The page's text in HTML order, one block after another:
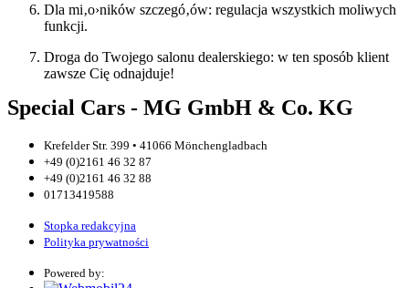
Dla mi‚o›ników szczegó‚ów: regulacja wszystkich moliwych
funkcji.
Droga do Twojego salonu dealerskiego: w ten sposób klient
zawsze Cię odnajduje!
Special Cars - MG GmbH & Co. KG
Krefelder Str. 399 • 41066 Mönchengladbach
+49 (0)2161 46 32 87
+49 (0)2161 46 32 88
01713419588
Stopka redakcyjna
Polityka prywatności
Powered by: